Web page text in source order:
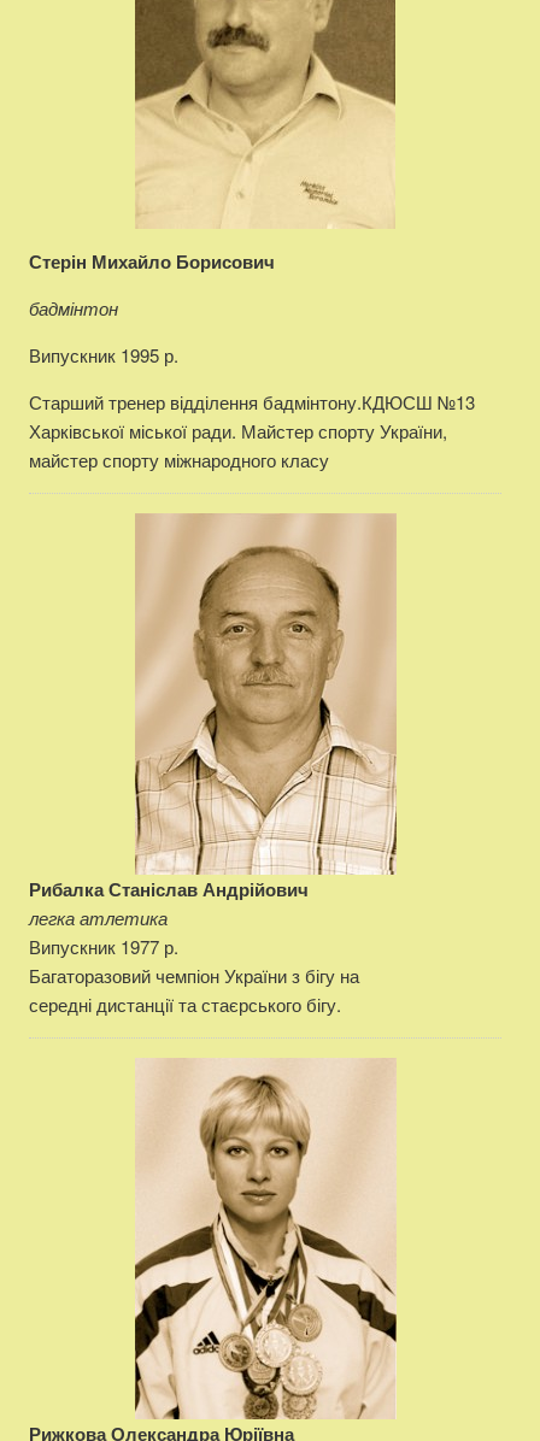
Стерін Михайло Борисович
бадмінтон
Випускник 1995 р.
Старший тренер відділення бадмінтону.КДЮСШ №13
Харківської міської ради. Майстер спорту України,
майстер спорту міжнародного класу
Рибалка Станіслав Андрійович
легка атлетика
Випускник 1977 р.
Багаторазовий чемпіон України з бігу на
середні дистанції та стаєрського бігу.
Рижкова Олександра Юріївна